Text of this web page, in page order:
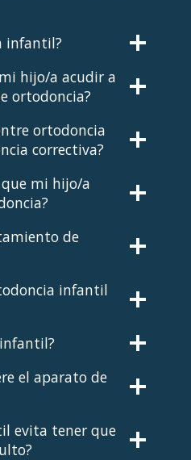
infantil?
hijo/a acudir a
ortodoncia?
ortodoncia
correctiva?
que mi hijo/a
de
infantil
el aparato de
evita tener que